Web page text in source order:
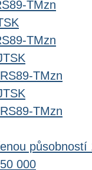
TMzn
TMzn
TMzn
TMzn
působností
000